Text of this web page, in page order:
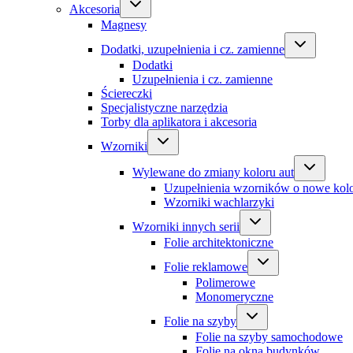
Akcesoria
Magnesy
Dodatki, uzupełnienia i cz. zamienne
Dodatki
Uzupełnienia i cz. zamienne
Ściereczki
Specjalistyczne narzędzia
Torby dla aplikatora i akcesoria
Wzorniki
Wylewane do zmiany koloru aut
Uzupełnienia wzorników o nowe
Wzorniki wachlarzyki
Wzorniki innych serii
Folie architektoniczne
Folie reklamowe
Polimerowe
Monomeryczne
Folie na szyby
Folie na szyby samochodowe